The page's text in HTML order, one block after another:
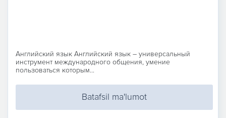
Английский язык Английский язык – универсальный
инструмент международного общения, умение
пользоваться которым...
Batafsil ma'lumot